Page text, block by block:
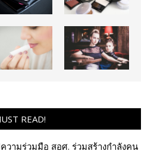
READ!
ามร่วมมือ สอศ. ร่วมสร้างกำลังคน